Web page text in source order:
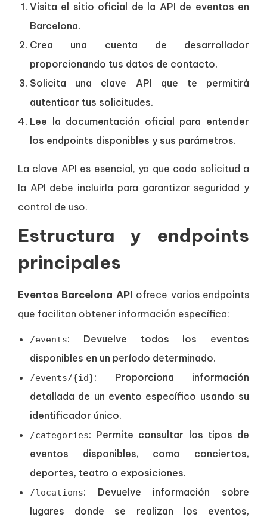
Visita el sitio oficial de la API de eventos en
Barcelona.
Crea una cuenta de desarrollador
proporcionando tus datos de contacto.
Solicita una clave API que te permitirá
autenticar tus solicitudes.
Lee la documentación oficial para entender
los endpoints disponibles y sus parámetros.
La clave API es esencial, ya que cada solicitud a
la API debe incluirla para garantizar seguridad y
control de uso.
Estructura y endpoints
principales
Eventos Barcelona API ofrece varios endpoints
que facilitan obtener información específica:
/events: Devuelve todos los eventos
disponibles en un período determinado.
/events/{id}: Proporciona información
detallada de un evento específico usando su
identificador único.
/categories: Permite consultar los tipos de
eventos disponibles, como conciertos,
deportes, teatro o exposiciones.
/locations: Devuelve información sobre
lugares donde se realizan los eventos,